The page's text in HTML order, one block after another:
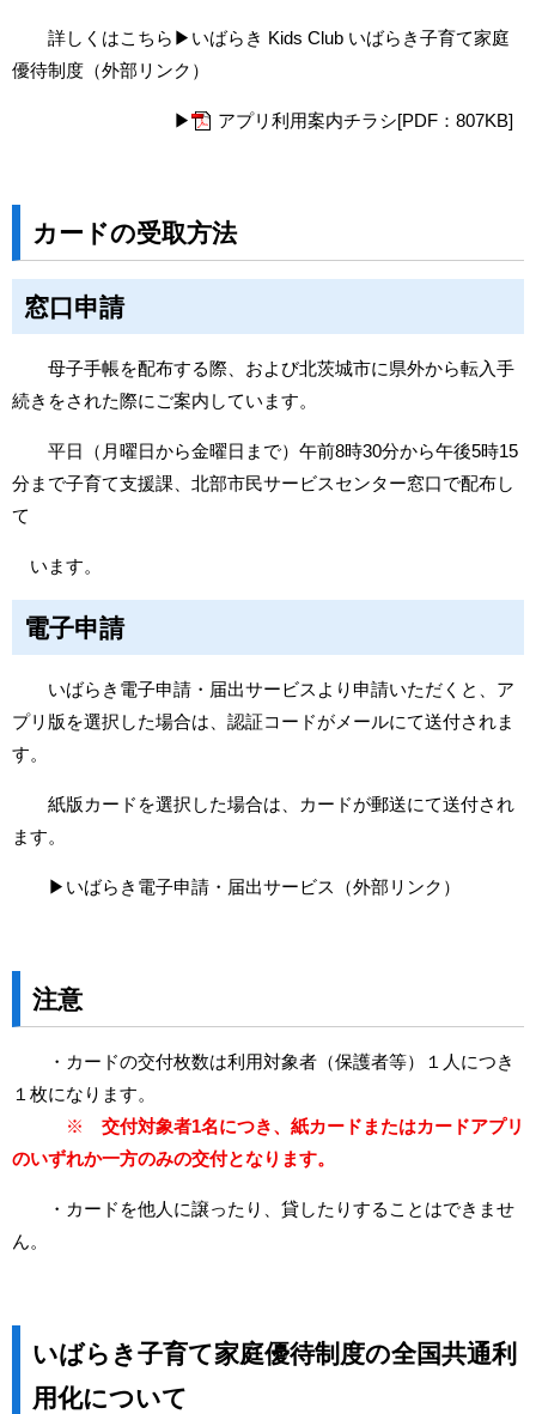
詳しくはこちら▶ いばらき Kids Club いばらき子育て家庭
優待制度（外部リンク）
▶ アプリ利用案内チラシ[PDF：807KB]
カードの受取方法
窓口申請
母子手帳を配布する際、および北茨城市に県外から転入手
続きをされた際にご案内しています。
平日（月曜日から金曜日まで）午前8時30分から午後5時15
分まで子育て支援課、北部市民サービスセンター窓口で配布し
て
います。
電子申請
いばらき電子申請・届出サービスより申請いただくと、ア
プリ版を選択した場合は、認証コードがメールにて送付されま
す。
紙版カードを選択した場合は、カードが郵送にて送付され
ます。
▶ いばらき電子申請・届出サービス（外部リンク）
注意
・カードの交付枚数は利用対象者（保護者等）１人につき
１枚になります。
※ 交付対象者1名につき、紙カードまたはカードアプリ
のいずれか一方のみの交付となります。
・カードを他人に譲ったり、貸したりすることはできませ
ん。
いばらき子育て家庭優待制度の全国共通利
用化について